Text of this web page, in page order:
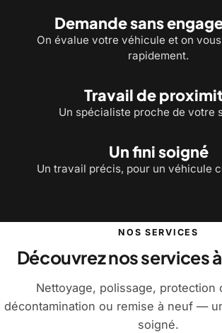
Demande sans
On évalue votre véhicule et on
rapidement.
Travail de
Un spécialiste proche de votre
Un fini soigné
Un travail précis, pour un véhicule
NOS SERVICES
Découvrez nos services
Nettoyage, polissage, protection
décontamination ou remise à neuf —
soigné.